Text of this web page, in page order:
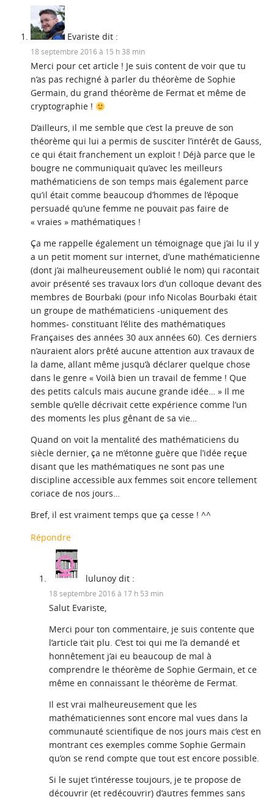
Evariste dit :
18 septembre 2016 à 15 h 38 min
Merci pour cet article ! Je suis content de voir que tu
n’as pas rechigné à parler du théorème de Sophie
Germain, du grand théorème de Fermat et même de
cryptographie !
D’ailleurs, il me semble que c’est la preuve de son
théorème qui lui a permis de susciter l’intérêt de Gauss,
ce qui était franchement un exploit ! Déjà parce que le
bougre ne communiquait qu’avec les meilleurs
mathématiciens de son temps mais également parce
qu’il était comme beaucoup d’hommes de l’époque
persuadé qu’une femme ne pouvait pas faire de
« vraies » mathématiques !
Ça me rappelle également un témoignage que j’ai lu il y
a un petit moment sur internet, d’une mathématicienne
(dont j’ai malheureusement oublié le nom) qui racontait
avoir présenté ses travaux lors d’un colloque devant des
membres de Bourbaki (pour info Nicolas Bourbaki était
un groupe de mathématiciens -uniquement des
hommes- constituant l’élite des mathématiques
Françaises des années 30 aux années 60). Ces derniers
n’auraient alors prêté aucune attention aux travaux de
la dame, allant même jusqu’à déclarer quelque chose
dans le genre « Voilà bien un travail de femme ! Que
des petits calculs mais aucune grande idée… » Il me
semble qu’elle décrivait cette expérience comme l’un
des moments les plus gênant de sa vie…
Quand on voit la mentalité des mathématiciens du
siècle dernier, ça ne m’étonne guère que l’idée reçue
disant que les mathématiques ne sont pas une
discipline accessible aux femmes soit encore tellement
coriace de nos jours…
Bref, il est vraiment temps que ça cesse ! ^^
Répondre
lulunoy dit :
18 septembre 2016 à 17 h 53 min
Salut Evariste,
Merci pour ton commentaire, je suis contente que
l’article t’ait plu. C’est toi qui me l’a demandé et
honnêtement j’ai eu beaucoup de mal à
comprendre le théorème de Sophie Germain, et ce
même en connaissant le théorème de Fermat.
Il est vrai malheureusement que les
mathématiciennes sont encore mal vues dans la
communauté scientifique de nos jours mais c’est en
montrant ces exemples comme Sophie Germain
qu’on se rend compte que tout est encore possible.
Si le sujet t’intéresse toujours, je te propose de
découvrir (et redécouvrir) d’autres femmes sans